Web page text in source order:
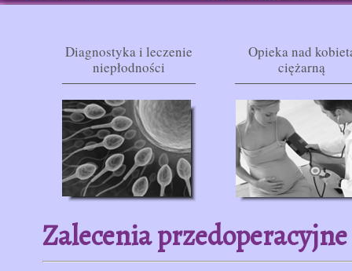
Diagnostyka i leczenie
niepłodności
Opieka nad
ciężarną
Zalecenia przedoperacyjne